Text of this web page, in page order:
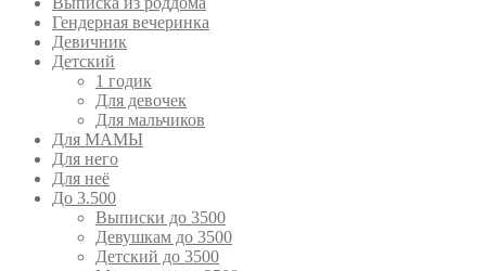
Гендерная вечеринка
Девичник
Детский
1 годик
Для девочек
Для мальчиков
Для МАМЫ
Для него
Для неё
До 3.500
Выписки до 3500
Девушкам до 3500
Детский до 3500